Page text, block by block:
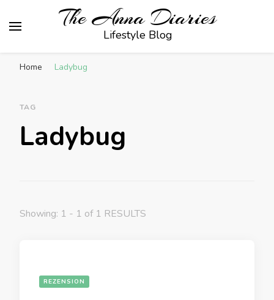
The Anna Diaries
Lifestyle Blog
Home Ladybug
TAG
Ladybug
Showing: 1 - 1 of 1 RESULTS
REZENSION